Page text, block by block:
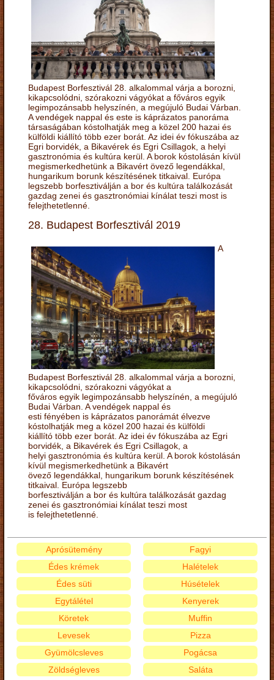
Budapest Borfesztivál 28. alkalommal várja a borozni,
kikapcsolódni, szórakozni vágyókat a főváros egyik
legimpozánsabb helyszínén, a megújuló Budai Várban.
A vendégek nappal és este is káprázatos panoráma
társaságában kóstolhatják meg a közel 200 hazai és
külföldi kiállító több ezer borát. Az idei év fókuszába az
Egri borvidék, a Bikavérek és Egri Csillagok, a helyi
gasztronómia és kultúra kerül. A borok kóstolásán kívül
megismerkedhetünk a Bikavért övező legendákkal,
hungarikum borunk készítésének titkaival. Európa
legszebb borfesztiválján a bor és kultúra találkozását
gazdag zenei és gasztronómiai kínálat teszi most is
felejthetetlenné.
28. Budapest Borfesztivál 2019
A
Budapest Borfesztivál 28. alkalommal várja a borozni,
kikapcsolódni, szórakozni vágyókat a
főváros egyik legimpozánsabb helyszínén, a megújuló
Budai Várban. A vendégek nappal és
esti fényében is káprázatos panorámát élvezve
kóstolhatják meg a közel 200 hazai és külföldi
kiállító több ezer borát. Az idei év fókuszába az Egri
borvidék, a Bikavérek és Egri Csillagok, a
helyi gasztronómia és kultúra kerül. A borok kóstolásán
kívül megismerkedhetünk a Bikavért
övező legendákkal, hungarikum borunk készítésének
titkaival. Európa legszebb
borfesztiválján a bor és kultúra találkozását gazdag
zenei és gasztronómiai kínálat teszi most
is felejthetetlenné.
Aprósütemény
Édes krémek
Édes süti
Egytálétel
Fagyi
Halételek
Húsételek
Kenyerek
Köretek
Levesek
Gyümölcsleves
Zöldségleves
Muffin
Pizza
Pogácsa
Saláta